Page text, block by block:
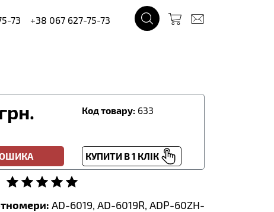
73
+38 067 627-75-73
грн. Код товару: 633
КУПИТИ В 1 КЛІК
AD-6019, AD-6019R, ADP-60ZH-